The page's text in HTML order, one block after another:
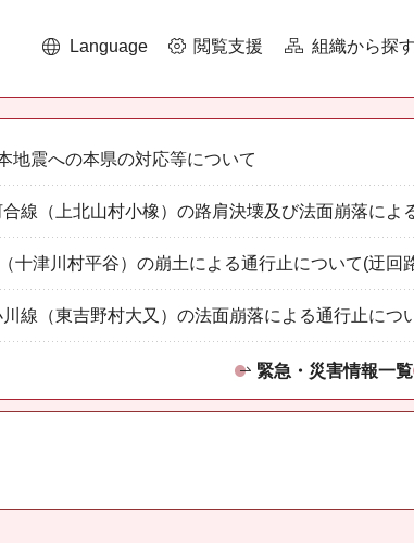
Language 閲覧支援 組織から探す
地震への本県の対応等について
線（上北山村小橡）の路肩決壊及び法面崩落によ
十津川村平谷）の崩土による通行止について(迂回
線（東吉野村大又）の法面崩落による通行止につ
緊急・災害情報一覧